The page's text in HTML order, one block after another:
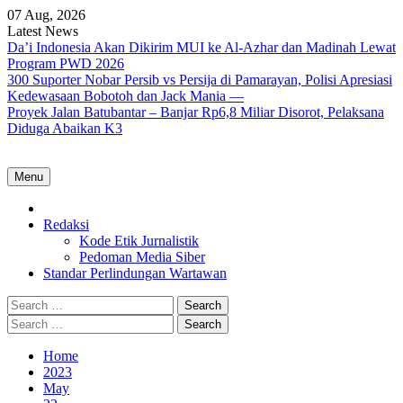
Skip
to
content
07 Aug, 2026
Latest News
Da’i Indonesia Akan Dikirim MUI ke Al-Azhar dan Madinah Lewat
Program PWD 2026
300 Suporter Nobar Persib vs Persija di Pamarayan, Polisi Apresiasi
Kedewasaan Bobotoh dan Jack Mania —
Proyek Jalan Batubantar – Banjar Rp6,8 Miliar Disorot, Pelaksana
Diduga Abaikan K3
Menu
Redaksi
Kode Etik Jurnalistik
Pedoman Media Siber
Standar Perlindungan Wartawan
Search
for:
Search
for:
Home
2023
May